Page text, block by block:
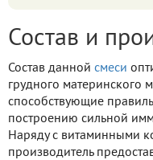
Состав и
Состав данной смеси
грудного материнского
способствующие
построению сильной
Наряду с витаминными
производитель